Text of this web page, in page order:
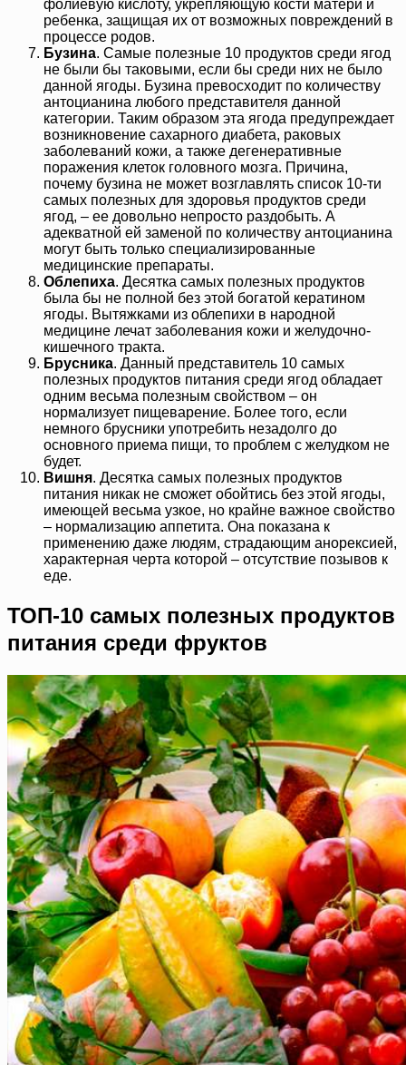
фолиевую кислоту, укрепляющую кости матери и
ребенка, защищая их от возможных повреждений в
процессе родов.
Бузина. Самые полезные 10 продуктов среди ягод
не были бы таковыми, если бы среди них не было
данной ягоды. Бузина превосходит по количеству
антоцианина любого представителя данной
категории. Таким образом эта ягода предупреждает
возникновение сахарного диабета, раковых
заболеваний кожи, а также дегенеративные
поражения клеток головного мозга. Причина,
почему бузина не может возглавлять список 10-ти
самых полезных для здоровья продуктов среди
ягод, – ее довольно непросто раздобыть. А
адекватной ей заменой по количеству антоцианина
могут быть только специализированные
медицинские препараты.
Облепиха. Десятка самых полезных продуктов
была бы не полной без этой богатой кератином
ягоды. Вытяжками из облепихи в народной
медицине лечат заболевания кожи и желудочно-
кишечного тракта.
Брусника. Данный представитель 10 самых
полезных продуктов питания среди ягод обладает
одним весьма полезным свойством – он
нормализует пищеварение. Более того, если
немного брусники употребить незадолго до
основного приема пищи, то проблем с желудком не
будет.
Вишня. Десятка самых полезных продуктов
питания никак не сможет обойтись без этой ягоды,
имеющей весьма узкое, но крайне важное свойство
– нормализацию аппетита. Она показана к
применению даже людям, страдающим анорексией,
характерная черта которой – отсутствие позывов к
еде.
ТОП-10 самых полезных продуктов
питания среди фруктов